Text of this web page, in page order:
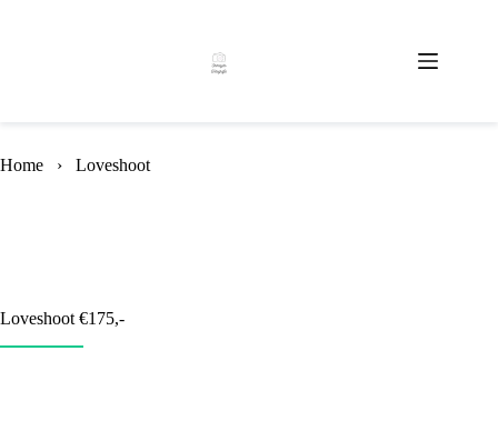
Home › Loveshoot
Loveshoot €175,-